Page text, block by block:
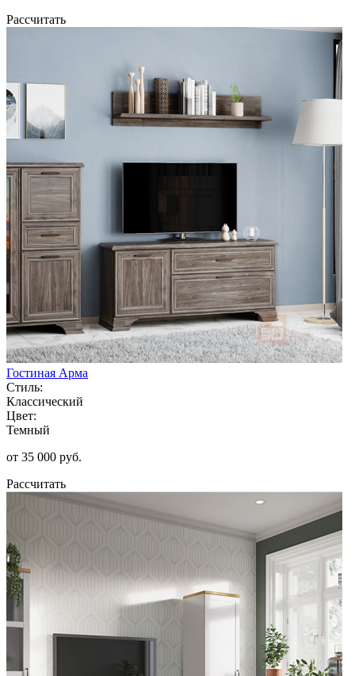
Рассчитать
Гостиная Арма
Стиль:
Классический
Цвет:
Темный
от 35 000 руб.
Рассчитать